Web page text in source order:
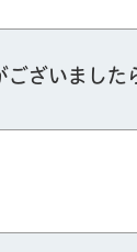
ございました